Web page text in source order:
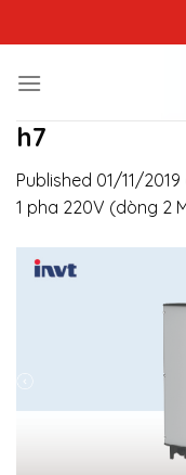
to
h7
Published 01/11/2019
1 pha 220V (dòng 2